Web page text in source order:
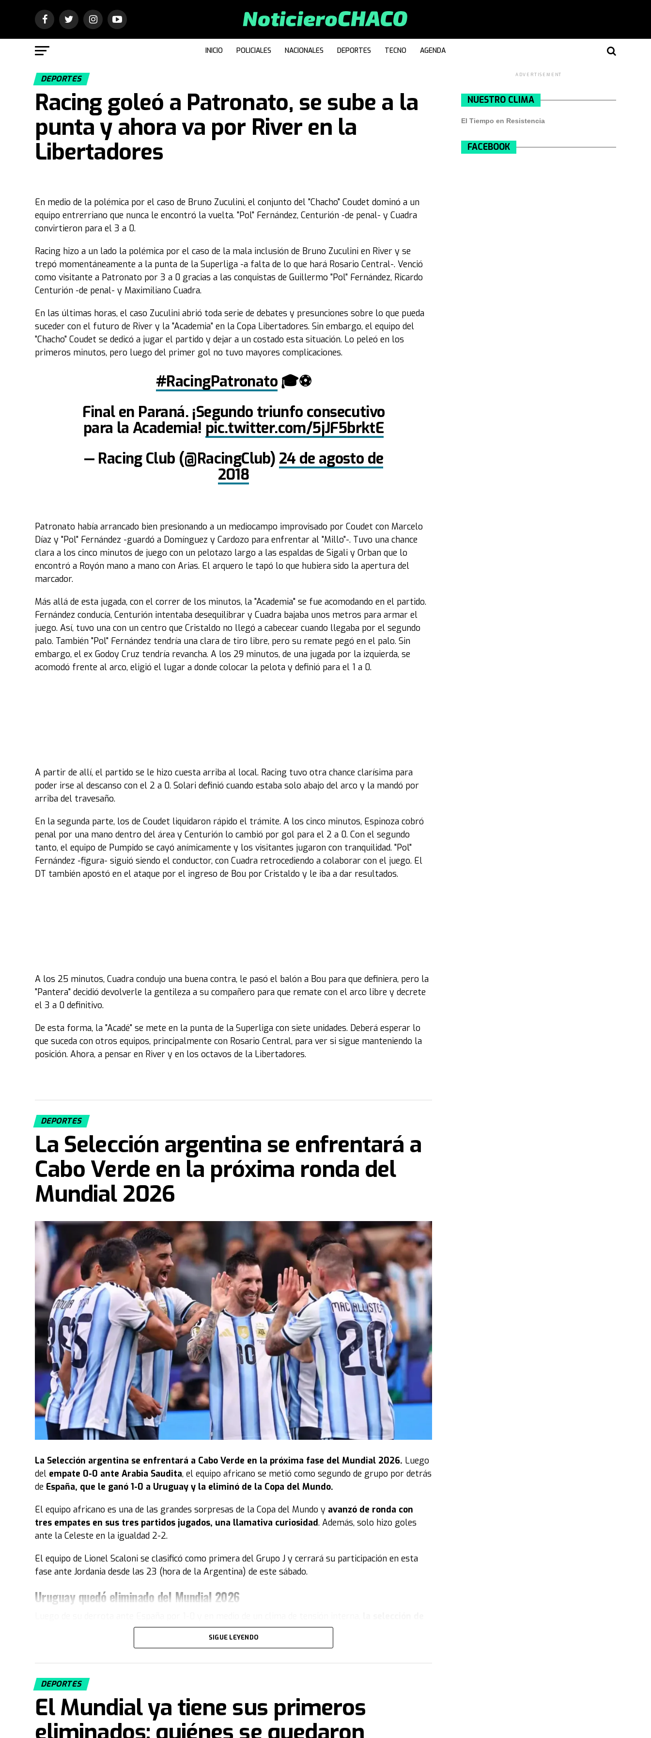
INICIO POLICIALES NACIONALES DEPORTES TECNO AGENDA
DEPORTES
Racing goleó a Patronato, se sube a la
punta y ahora va por River en la
Libertadores
En medio de la polémica por el caso de Bruno Zuculini, el conjunto del "Chacho" Coudet dominó a un
equipo entrerriano que nunca le encontró la vuelta. "Pol" Fernández, Centurión -de penal- y Cuadra
convirtieron para el 3 a 0.
Racing hizo a un lado la polémica por el caso de la mala inclusión de Bruno Zuculini en River y se
trepó momentáneamente a la punta de la Superliga -a falta de lo que hará Rosario Central-. Venció
como visitante a Patronato por 3 a 0 gracias a las conquistas de Guillermo "Pol" Fernández, Ricardo
Centurión -de penal- y Maximiliano Cuadra.
En las últimas horas, el caso Zuculini abrió toda serie de debates y presunciones sobre lo que pueda
suceder con el futuro de River y la "Academia" en la Copa Libertadores. Sin embargo, el equipo del
"Chacho" Coudet se dedicó a jugar el partido y dejar a un costado esta situación. Lo peleó en los
primeros minutos, pero luego del primer gol no tuvo mayores complicaciones.
#RacingPatronato 🎓⚽️
Final en Paraná. ¡Segundo triunfo consecutivo
para la Academia! pic.twitter.com/5jJF5brktE
— Racing Club (@RacingClub) 24 de agosto de
2018
Patronato había arrancado bien presionando a un mediocampo improvisado por Coudet con Marcelo
Díaz y "Pol" Fernández -guardó a Domínguez y Cardozo para enfrentar al "Millo"-. Tuvo una chance
clara a los cinco minutos de juego con un pelotazo largo a las espaldas de Sigali y Orban que lo
encontró a Royón mano a mano con Arias. El arquero le tapó lo que hubiera sido la apertura del
marcador.
Más allá de esta jugada, con el correr de los minutos, la "Academia" se fue acomodando en el partido.
Fernández conducía, Centurión intentaba desequilibrar y Cuadra bajaba unos metros para armar el
juego. Así, tuvo una con un centro que Cristaldo no llegó a cabecear cuando llegaba por el segundo
palo. También "Pol" Fernández tendría una clara de tiro libre, pero su remate pegó en el palo. Sin
embargo, el ex Godoy Cruz tendría revancha. A los 29 minutos, de una jugada por la izquierda, se
acomodó frente al arco, eligió el lugar a donde colocar la pelota y definió para el 1 a 0.
A partir de allí, el partido se le hizo cuesta arriba al local. Racing tuvo otra chance clarísima para
poder irse al descanso con el 2 a 0. Solari definió cuando estaba solo abajo del arco y la mandó por
arriba del travesaño.
En la segunda parte, los de Coudet liquidaron rápido el trámite. A los cinco minutos, Espinoza cobró
penal por una mano dentro del área y Centurión lo cambió por gol para el 2 a 0. Con el segundo
tanto, el equipo de Pumpido se cayó anímicamente y los visitantes jugaron con tranquilidad. "Pol"
Fernández -figura- siguió siendo el conductor, con Cuadra retrocediendo a colaborar con el juego. El
DT también apostó en el ataque por el ingreso de Bou por Cristaldo y le iba a dar resultados.
A los 25 minutos, Cuadra condujo una buena contra, le pasó el balón a Bou para que definiera, pero la
"Pantera" decidió devolverle la gentileza a su compañero para que remate con el arco libre y decrete
el 3 a 0 definitivo.
De esta forma, la "Acadé" se mete en la punta de la Superliga con siete unidades. Deberá esperar lo
que suceda con otros equipos, principalmente con Rosario Central, para ver si sigue manteniendo la
posición. Ahora, a pensar en River y en los octavos de la Libertadores.
DEPORTES
La Selección argentina se enfrentará a
Cabo Verde en la próxima ronda del
Mundial 2026
La Selección argentina se enfrentará a Cabo Verde en la próxima fase del Mundial 2026. Luego
del empate 0-0 ante Arabia Saudita, el equipo africano se metió como segundo de grupo por detrás
de España, que le ganó 1-0 a Uruguay y la eliminó de la Copa del Mundo.
El equipo africano es una de las grandes sorpresas de la Copa del Mundo y avanzó de ronda con
tres empates en sus tres partidos jugados, una llamativa curiosidad. Además, solo hizo goles
ante la Celeste en la igualdad 2-2.
El equipo de Lionel Scaloni se clasificó como primera del Grupo J y cerrará su participación en esta
fase ante Jordania desde las 23 (hora de la Argentina) de este sábado.
Uruguay quedó eliminado del Mundial 2026
Uruguay quedó como tercera de su grupo y eliminada del Mundial. El equipo de Marcelo Bielsa
sumó solo dos puntos y no le alcanzó para meterse entre los mejores terceros.
Durante el partido ocurrió un momento insólito:Bielsa sacó a Fernando Muslera en el
entretiempo luego de un grosero error que terminó en el único gol del encuentro.
Fuente: TN
SIGUE LEYENDO
DEPORTES
El Mundial ya tiene sus primeros
ADVERTISEMENT
NUESTRO CLIMA
El Tiempo en Resistencia
FACEBOOK